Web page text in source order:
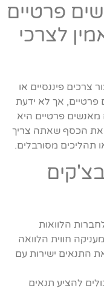
פרטיים
לצרכי
צרכים פיננסיים או
אך לא ידעת
פרטיים היא
את הכסף שאתה צריך
תהליכים מסורבלים.
הלוואות
חווית הלוואה
התנאים ישירות עם
להציע תנאים